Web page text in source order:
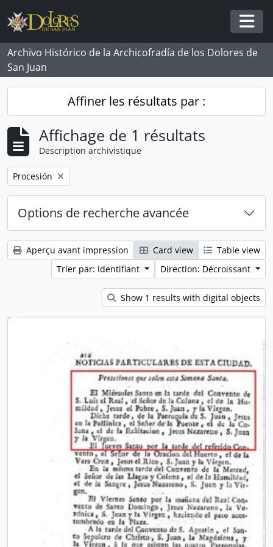
Skip to main content
Archivo Histórico de la Archicofradía de los Dolores de
San Juan
Affiner les résultats par :
Affichage de 1 résultats
Description archivistique
Remove filter:
Procesión
Options de recherche avancée
Aperçu avant impression Card view
Table view
Trier par: Identifiant
Direction: Décroissant
Show 1 results with digital objects